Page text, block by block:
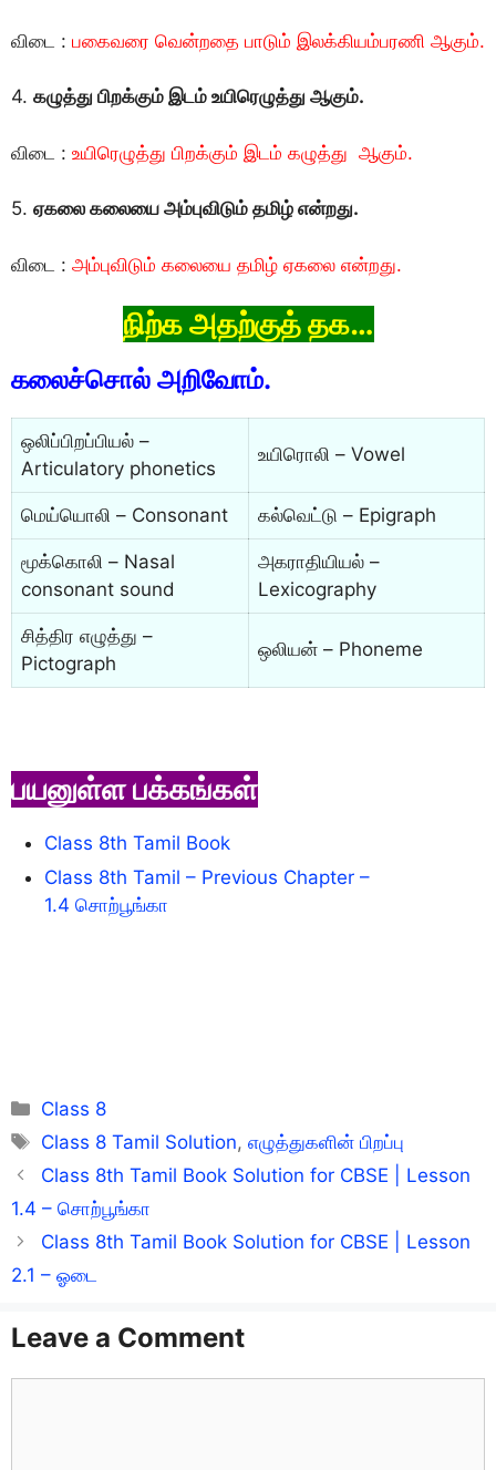
விடை : பகைவரை வென்றதை பாடும் இலக்கியம்பரணி ஆகும்.
4. கழுத்து பிறக்கும் இடம் உயிரெழுத்து ஆகும்.
விடை : உயிரெழுத்து பிறக்கும் இடம் கழுத்து ஆகும்.
5. ஏகலை கலையை அம்புவிடும் தமிழ் என்றது.
விடை : அம்புவிடும் கலையை தமிழ் ஏகலை என்றது.
நிற்க அதற்குத் தக…
கலைச்சொல் அறிவோம்.
ஒலிப்பிறப்பியல் –
Articulatory phonetics
உயிரொலி – Vowel
மெய்யொலி – Consonant கல்வெட்டு – Epigraph
மூக்கொலி – Nasal
consonant sound
அகராதியியல் –
Lexicography
சித்திர எழுத்து –
Pictograph
ஒலியன் – Phoneme
பயனுள்ள பக்கங்கள்
Class 8th Tamil Book
Class 8th Tamil – Previous Chapter –
1.4 சொற்பூங்கா
Categories
Class 8
Tags
Class 8 Tamil Solution,எழுத்துகளின் பிறப்பு
Class 8th Tamil Book Solution for CBSE | Lesson
1.4 – சொற்பூங்கா
Class 8th Tamil Book Solution for CBSE | Lesson
2.1 – ஓடை
Leave a Comment